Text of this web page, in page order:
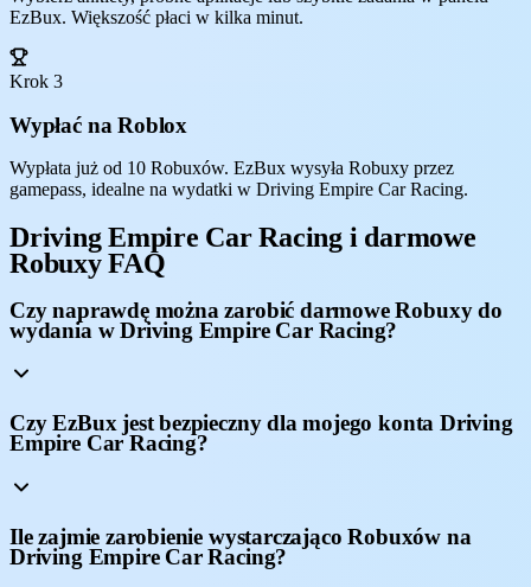
EzBux. Większość płaci w kilka minut.
Krok 3
Wypłać na Roblox
Wypłata już od 10 Robuxów. EzBux wysyła Robuxy przez
gamepass, idealne na wydatki w Driving Empire Car Racing.
Driving Empire Car Racing i darmowe
Robuxy FAQ
Czy naprawdę można zarobić darmowe Robuxy do
wydania w Driving Empire Car Racing?
Czy EzBux jest bezpieczny dla mojego konta Driving
Empire Car Racing?
Ile zajmie zarobienie wystarczająco Robuxów na
Driving Empire Car Racing?